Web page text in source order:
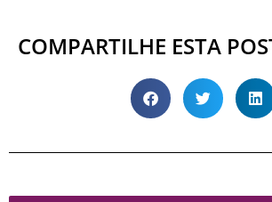
COMPARTILHE ESTA